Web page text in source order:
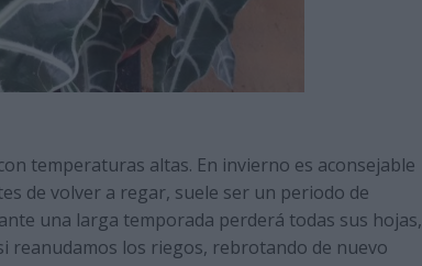
temperaturas altas. En invierno es aconsejable
de volver a regar, suele ser un periodo de
una larga temporada perderá todas sus hojas,
reanudamos los riegos, rebrotando de nuevo